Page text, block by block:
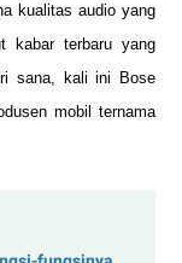
kualitas audio yang
kabar terbaru yang
sana, kali ini Bose
mobil ternama